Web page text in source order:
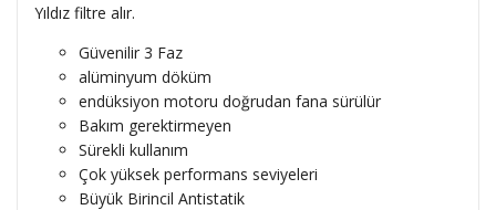
Yıldız filtre alır.
Güvenilir 3 Faz
alüminyum döküm
endüksiyon motoru doğrudan fana sürülür
Bakım gerektirmeyen
Sürekli kullanım
Çok yüksek performans seviyeleri
Büyük Birincil Antistatik